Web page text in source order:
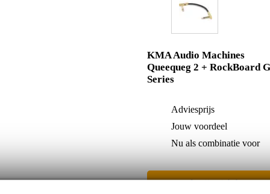
KMA Audio Machines
Queequeg 2 + RockBoard
Series
Adviesprijs
Jouw voordeel
Nu als combinatie voor
In mijn winkelwagen